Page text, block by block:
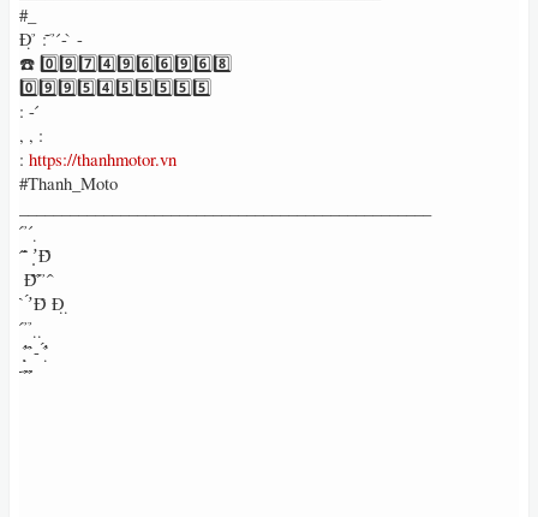
#_
Đ̣ ̉ : ̃ ̉ ́- ̀ -
☎️ 0️⃣9️⃣7️⃣4️⃣9️⃣6️⃣6️⃣9️⃣6️⃣8️⃣
0️⃣9️⃣9️⃣5️⃣4️⃣5️⃣5️⃣5️⃣5️⃣5️⃣
: - ́
, , :
: https://thanhmotor.vn
#Thanh_Moto
̉ ́ ̉ ́ ̣
́ ́ ̂̃ ̛̣ Đ̂̀
̣̂ Đ̂̉ ̂́ ̉ ́ ̀
́ ̂ ̛́ Đ̂ Đ̣ ̣
̂ ́ ̉ ̉ ̣ ̣
̂̃ ̛̣ ̣̂ ̂̉- ̛́ ̣̂
̂̀ ̃ ̂́ ̂́